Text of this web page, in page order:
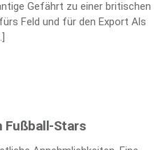
Gefährt zu einer britischen
Feld und für den Export Als
Fußball-Stars